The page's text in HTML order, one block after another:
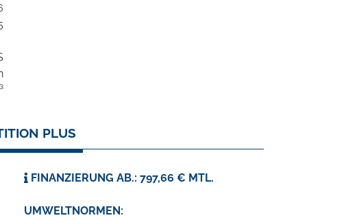
PLUS
FINANZIERUNG AB.: 797,66 € MTL.
UMWELTNORMEN: